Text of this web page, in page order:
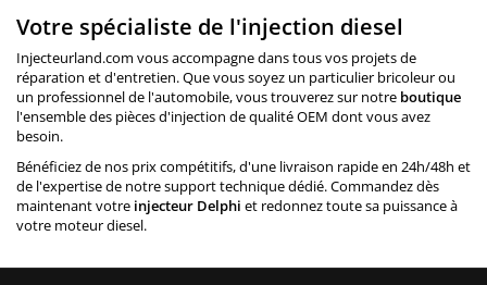
Votre spécialiste de l'injection diesel
Injecteurland.com vous accompagne dans tous vos projets de
réparation et d'entretien. Que vous soyez un particulier bricoleur ou
un professionnel de l'automobile, vous trouverez sur notre boutique
l'ensemble des pièces d'injection de qualité OEM dont vous avez
besoin.
Bénéficiez de nos prix compétitifs, d'une livraison rapide en 24h/48h et
de l'expertise de notre support technique dédié. Commandez dès
maintenant votre injecteur Delphi et redonnez toute sa puissance à
votre moteur diesel.